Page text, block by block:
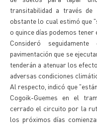
transitabilidad a través
obstante lo cual estimó que
o quince días podemos tener
Consideró
pavimentación que se
tenderán a atenuar los
adversas condiciones
Al respecto, indicó que
Cogoik-Guemes en el
cerrado el circuito por la
los próximos días